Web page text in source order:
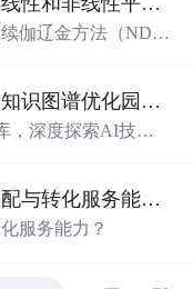
机制，引入非凸正
传统凸正则化在稀
求解、去噪重构等
源，便于研究人员
可处理性的同时显
，且拥有Matlab编
增强、音频工程、
音识别前端等对语
伽辽金方法（ND
，特别适用于对流
和保持数值稳定性
方法）以及边界条
线性对流、Burgers
法在捕捉激波、避
产业园区运营负责人如何通过知识图谱优化园区企业与科研机构的协同创新机制？.docx
，深度探索AI技术
技创新与产业创新科技服务机构如何提升精准匹配与转化服务能力？.docx
服务能力？